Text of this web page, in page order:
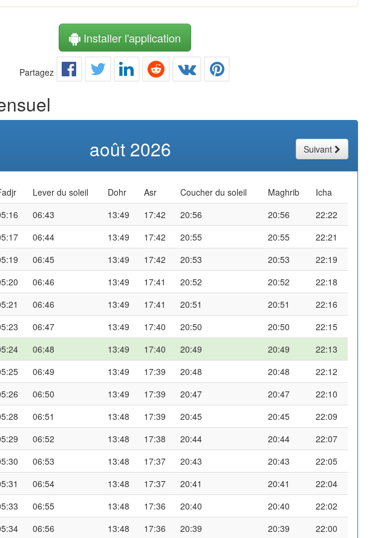
Installer l'application
Partagez
août 2026 Suivant
Lever du soleil Dohr Asr Coucher du soleil Maghrib
Icha
06:43 13:49 17:42 20:56 20:56
22:22
06:44 13:49 17:42 20:55 20:55
22:21
06:45 13:49 17:42 20:53 20:53
22:19
06:46 13:49 17:41 20:52 20:52
22:18
06:46 13:49 17:41 20:51 20:51
22:16
06:47 13:49 17:40 20:50 20:50
22:15
06:48 13:49 17:40 20:49 20:49
22:13
06:49 13:49 17:39 20:48 20:48
22:12
06:50 13:49 17:39 20:47 20:47
22:10
06:51 13:48 17:39 20:45 20:45
22:09
06:52 13:48 17:38 20:44 20:44
22:07
06:53 13:48 17:37 20:43 20:43
22:05
06:54 13:48 17:37 20:41 20:41
22:04
06:55 13:48 17:36 20:40 20:40
22:02
06:56 13:48 17:36 20:39 20:39
22:00